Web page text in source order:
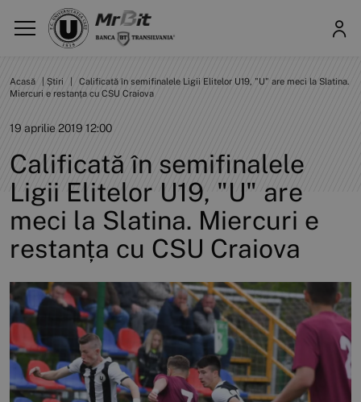
Acasă Știri
Calificată în semifinalele Ligii Elitelor U19, "U" are meci la Slatina.
Miercuri e restanța cu CSU Craiova
19 aprilie 2019 12:00
Calificată în semifinalele
Ligii Elitelor U19, "U" are
meci la Slatina. Miercuri e
restanța cu CSU Craiova